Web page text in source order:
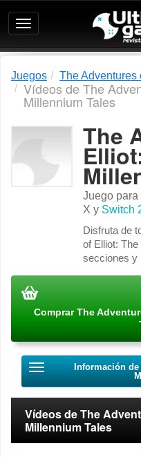
Ultimagame:
Revista
de
Juegos The Adventures
Vídeos de The
Millennium Tales
The
Juego para
X y Switch
Disfruta de
of Elliot:
secciones y
Comprar The
Información
Vídeos de The
Millennium Tales